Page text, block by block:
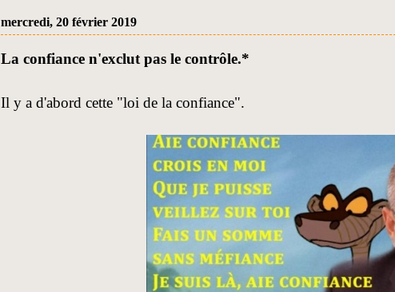
mercredi, 20 février 2019
La confiance n'exclut pas le contrôle.*
Il y a d'abord cette "loi de la confiance".